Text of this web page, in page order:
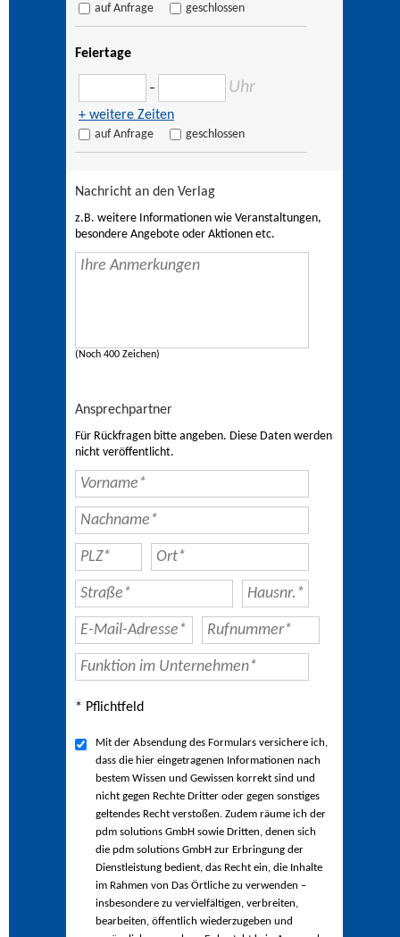
auf Anfrage geschlossen
Feiertage
– Uhr
+ weitere Zeiten
auf Anfrage geschlossen
Nachricht an den Verlag
z.B. weitere Informationen wie Veranstaltungen,
besondere Angebote oder Aktionen etc.
(Noch 400 Zeichen)
Ansprechpartner
Für Rückfragen bitte angeben. Diese Daten werden
nicht veröffentlicht.
* Pflichtfeld
Mit der Absendung des Formulars versichere ich,
dass die hier eingetragenen Informationen nach
bestem Wissen und Gewissen korrekt sind und
nicht gegen Rechte Dritter oder gegen sonstiges
geltendes Recht verstoßen. Zudem räume ich der
pdm solutions GmbH sowie Dritten, denen sich
die pdm solutions GmbH zur Erbringung der
Dienstleistung bedient, das Recht ein, die Inhalte
im Rahmen von Das Örtliche zu verwenden –
insbesondere zu vervielfältigen, verbreiten,
bearbeiten, öffentlich wiederzugeben und